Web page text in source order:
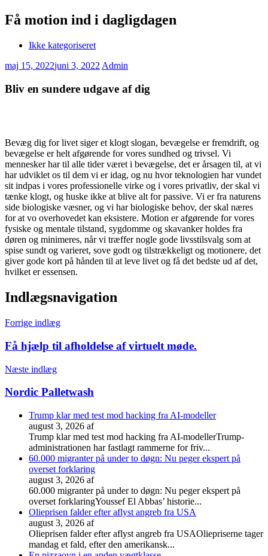
Få motion ind i dagligdagen
Ikke kategoriseret
maj 15, 2022juni 3, 2022 Admin
Bliv en sundere udgave af dig
Bevæg dig for livet siger et klogt slogan, bevægelse er fremdrift, og
bevægelse er helt afgørende for vores sundhed og trivsel. Vi
mennesker har til alle tider været i bevægelse, det er årsagen til, at vi
har udviklet os til dem vi er idag, og nu hvor teknologien har vundet
sit indpas i vores professionelle virke og i vores privatliv, der skal vi
tænke klogt, og huske ikke at blive alt for passive. Vi er fra naturens
side biologiske væsner, og vi har biologiske behov, der skal næres
for at vo overhovedet kan eksistere. Motion er afgørende for vores
fysiske og mentale tilstand, sygdomme og skavanker holdes fra
døren og minimeres, når vi træffer nogle gode livsstilsvalg som at
spise sundt og varieret, sove godt og tilstrækkeligt og motionere, det
giver gode kort på hånden til at leve livet og få det bedste ud af det,
hvilket er essensen.
Indlægsnavigation
Forrige indlæg
Få hjælp til afholdelse af virtuelt møde.
Næste indlæg
Nordic Palletwash
Trump klar med test mod hacking fra AI-modeller
august 3, 2026 af
Trump klar med test mod hacking fra AI-modellerTrump-
administrationen har fastlagt rammerne for friv...
60.000 migranter på under to døgn: Nu peger ekspert på
overset forklaring
august 3, 2026 af
60.000 migranter på under to døgn: Nu peger ekspert på
overset forklaringYoussef El Abbas’ historie...
Olieprisen falder efter aflyst angreb fra USA
august 3, 2026 af
Olieprisen falder efter aflyst angreb fra USAOliepriserne tager
mandag et fald, efter den amerikansk...